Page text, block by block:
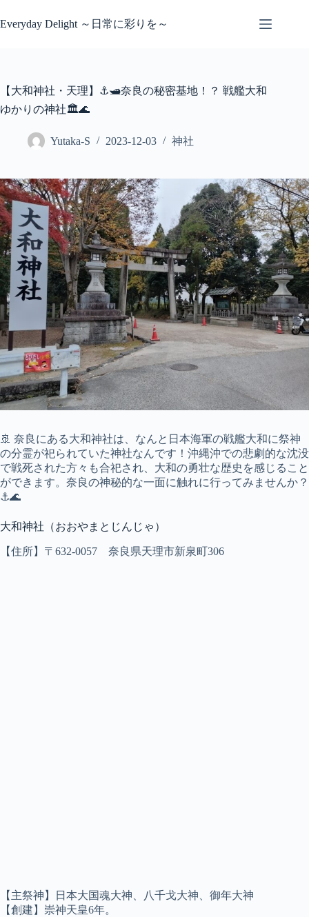
ン
ス
キ
Everyday Delight ～日常に彩りを～
【大和神社・天理】⚓🛥️奈良の秘密基地！？ 戦艦大和
ゆかりの神社🏛️🌊
Yutaka-S 2023-12-03 神社
🚢 奈良にある大和神社は、なんと日本海軍の戦艦大和に祭神
の分霊が祀られていた神社なんです！沖縄沖での悲劇的な沈没
で戦死された方々も合祀され、大和の勇壮な歴史を感じること
ができます。奈良の神秘的な一面に触れに行ってみませんか？
⚓🌊
大和神社（おおやまとじんじゃ）
【住所】〒632-0057 奈良県天理市新泉町306
【主祭神】日本大国魂大神、八千戈大神、御年大神
【創建】崇神天皇6年。